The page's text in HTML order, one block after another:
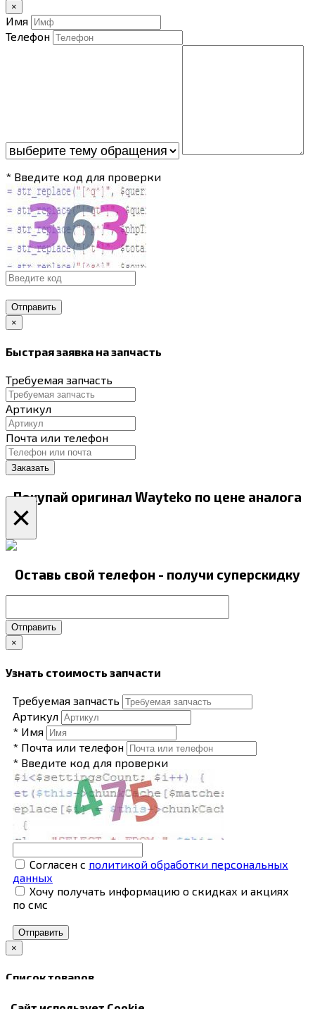
×
Имя
Телефон
* Введите код для проверки
Отправить
×
Быстрая заявка на запчасть
Требуемая запчасть
Артикул
Почта или телефон
Покупай оригинал Wayteko по цене аналога
×
Оставь свой телефон - получи суперскидку
Отправить
×
Узнать стоимость запчасти
Требуемая запчасть
Артикул
* Имя
* Почта или телефон
* Введите код для проверки
Согласен с политикой обработки персональных
данных
Хочу получать информацию о скидках и акциях
по смс
Отправить
×
Список товаров
Закрыть В корзину